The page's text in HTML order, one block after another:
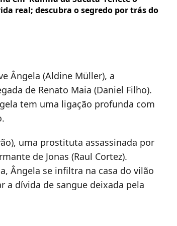
real; descubra o segredo por trás do
Ângela (Aldine Müller), a
de Renato Maia (Daniel Filho).
tem uma ligação profunda com
uma prostituta assassinada por
de Jonas (Raul Cortez).
Ângela se infiltra na casa do vilão
a dívida de sangue deixada pela